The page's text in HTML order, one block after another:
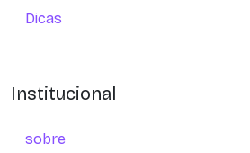
Dicas
Institucional
sobre